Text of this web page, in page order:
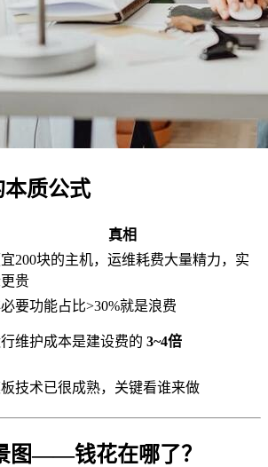
质公式
真相
200块的主机，运维耗费大量精力，实
更贵
要功能占比>30%就是浪费
维护成本是建设费的 3~4倍
技术已很成熟，关键看谁来做
图——钱花在哪了？